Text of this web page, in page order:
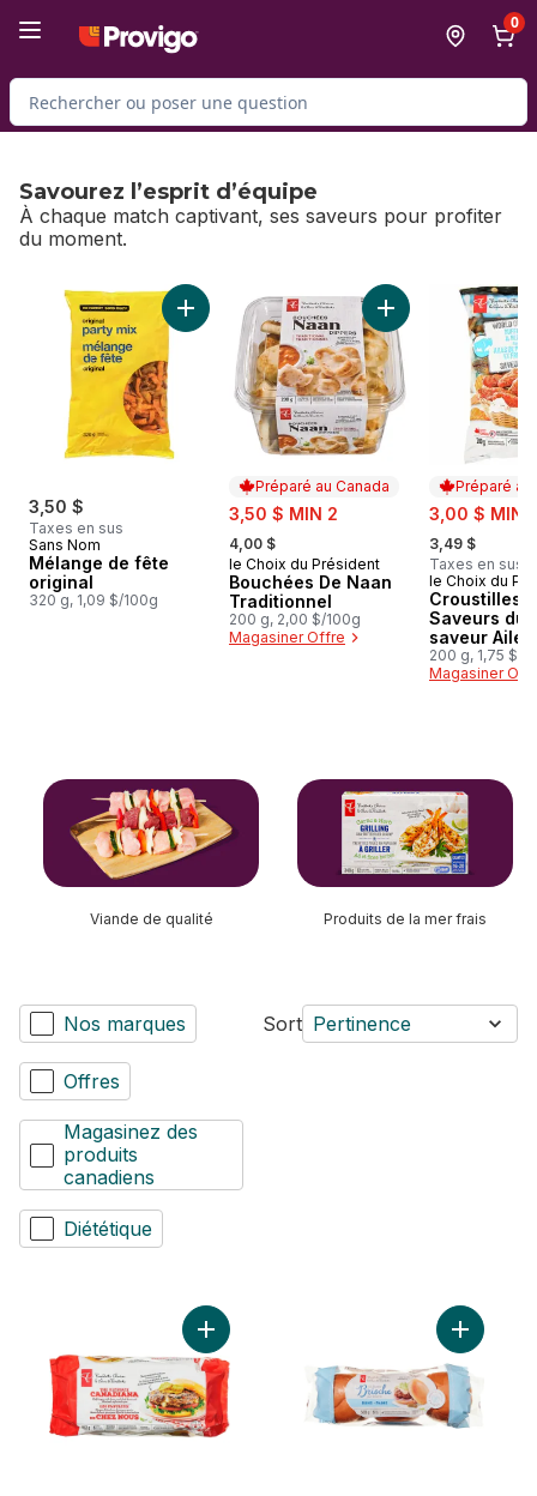
0
Rechercher des produits
Savourez l’esprit d’équipe
À chaque match captivant, ses saveurs pour profiter
du moment.
sauter Savourez l’esprit d’équipe
3,50 $
Taxes en sus
Sans Nom
Mélange de fête
original
320 g, 1,09 $/100g
Ajouter Mélange de fête original au panier
Préparé au Canada
sale:
3,50 $ MIN 2
, formerly:
4,00 $
Préparé au Canada
le Choix du Président
Bouchées De Naan
Traditionnel
200 g, 2,00 $/100g
Magasiner Offre
Ajouter Bouchées
Préparé au
sale:
3,00 $ MIN
, formerly:
3,49 $
Taxes en sus
Préparé au
le Choix du
Croustilles
Saveurs du
saveur Ailes
poulet
fromage
200 g, 1,75 $/
Magasiner
sauter cette section
Viande de qualité Produits de la mer frais
Nos marques
Offres
Magasinez des
produits
canadiens
Diététique
Sort Pertinence
Ajouter Les fabuleux burger de Chez
Ajouter